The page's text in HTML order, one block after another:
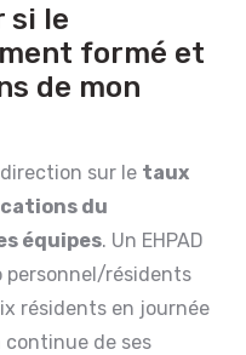
si le
formé et
de mon
sur le taux
du
équipes. Un EHPAD
résidents
résidents en journée
de ses